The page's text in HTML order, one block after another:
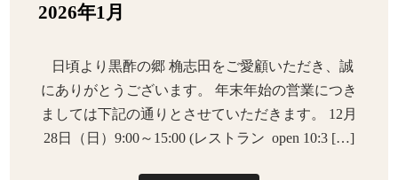
2026年1月
日頃より黒酢の郷 桷志田をご愛顧いただき、誠
にありがとうございます。 年末年始の営業につき
ましては下記の通りとさせていただきます。 12月
28日（日）9:00～15:00 (レストラン open 10:3 […]